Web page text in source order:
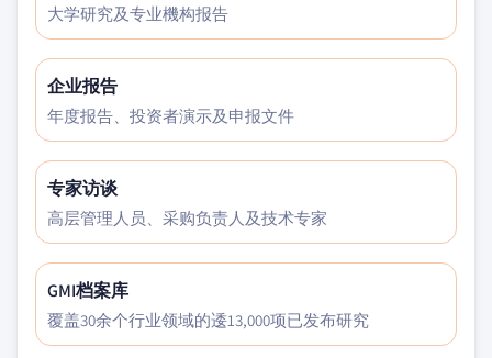
大学研究及专业機构报告
企业报告
年度报告、投资者演示及申报文件
专家访谈
高层管理人员、采购负责人及技术专家
GMI档案库
覆盖30余个行业领域的逶13,000项已发布研究